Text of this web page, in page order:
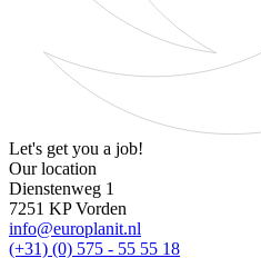
Let's get you a job!
Our location
Dienstenweg 1
7251 KP Vorden
info@europlanit.nl
(+31) (0) 575 - 55 55 18